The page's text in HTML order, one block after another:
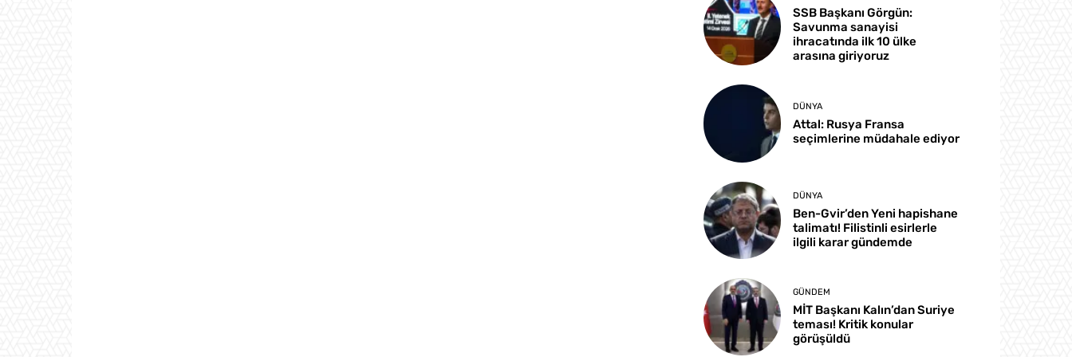
SSB Başkanı Görgün:
Savunma sanayisi
ihracatında ilk 10 ülke
arasına giriyoruz
DÜNYA
Attal: Rusya Fransa
seçimlerine müdahale ediyor
DÜNYA
Ben-Gvir’den Yeni hapishane
talimatı! Filistinli esirlerle
ilgili karar gündemde
GÜNDEM
MİT Başkanı Kalın’dan Suriye
teması! Kritik konular
görüşüldü